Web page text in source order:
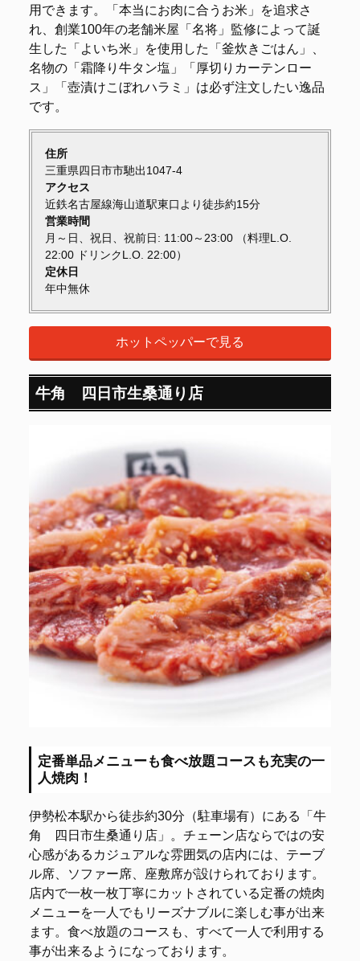
用できます。「本当にお肉に合うお米」を追求さ
れ、創業100年の老舗米屋「名将」監修によって誕
生した「よいち米」を使用した「釜炊きごはん」、
名物の「霜降り牛タン塩」「厚切りカーテンロー
ス」「壺漬けこぼれハラミ」は必ず注文したい逸品
です。
住所
三重県四日市市馳出1047-4
アクセス
近鉄名古屋線海山道駅東口より徒歩約15分
営業時間
月～日、祝日、祝前日: 11:00～23:00 （料理L.O.
22:00 ドリンクL.O. 22:00）
定休日
年中無休
ホットペッパーで見る
牛角 四日市生桑通り店
定番単品メニューも食べ放題コースも充実の一
人焼肉！
伊勢松本駅から徒歩約30分（駐車場有）にある「牛
角 四日市生桑通り店」。チェーン店ならではの安
心感があるカジュアルな雰囲気の店内には、テーブ
ル席、ソファー席、座敷席が設けられております。
店内で一枚一枚丁寧にカットされている定番の焼肉
メニューを一人でもリーズナブルに楽しむ事が出来
ます。食べ放題のコースも、すべて一人で利用する
事が出来るようになっております。